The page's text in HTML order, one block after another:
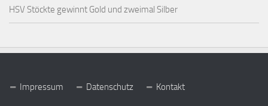
HSV Stöckte gewinnt Gold und zweimal Silber
Impressum Datenschutz Kontakt